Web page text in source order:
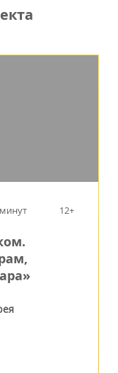
12+